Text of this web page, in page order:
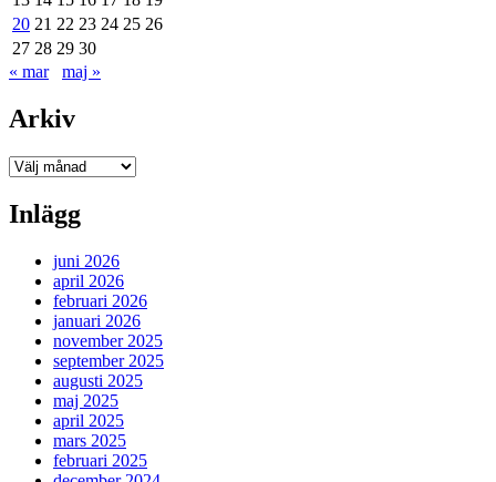
20 21 22 23 24 25 26
27 28 29 30
« mar
maj »
Arkiv
Arkiv
Inlägg
juni 2026
april 2026
februari 2026
januari 2026
november 2025
september 2025
augusti 2025
maj 2025
april 2025
mars 2025
februari 2025